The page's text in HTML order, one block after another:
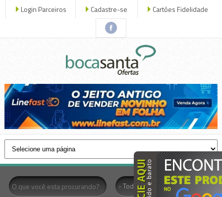
Login Parceiros Cadastre-se Cartões Fidelidade
- Todas as Categorias -